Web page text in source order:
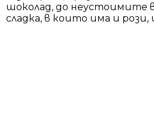
шоколад, до неустоимите
сладка, в които има и рози,